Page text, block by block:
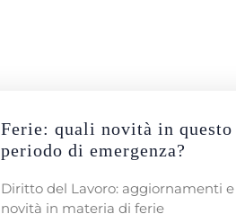
Ferie: quali novità in questo
periodo di emergenza?
Diritto del Lavoro: aggiornamenti e
novità in materia di ferie